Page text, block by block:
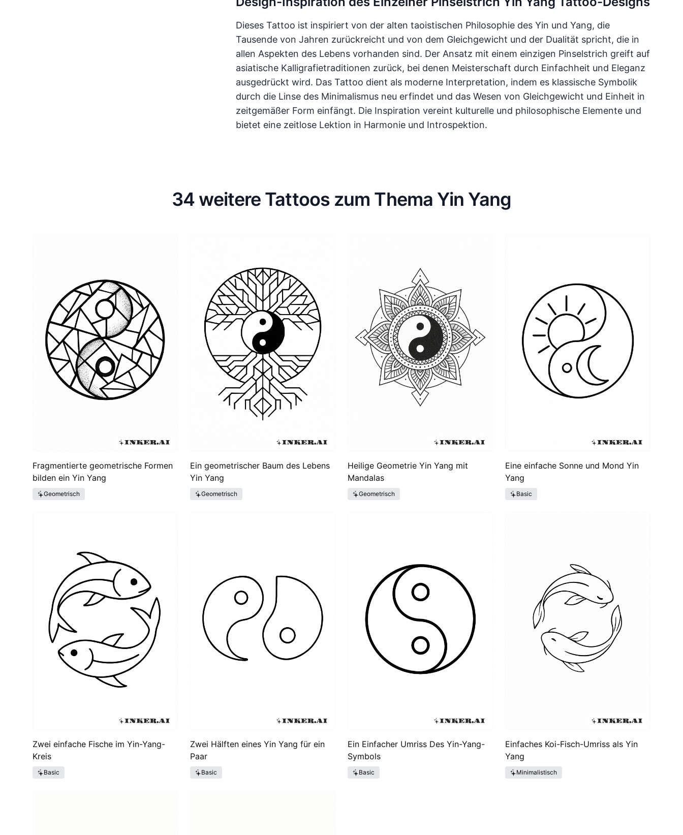
Dieses Tattoo ist inspiriert von der alten taoistischen Philosophie des Yin und Yang, die
Tausende von Jahren zurückreicht und von dem Gleichgewicht und der Dualität spricht, die in
allen Aspekten des Lebens vorhanden sind. Der Ansatz mit einem einzigen Pinselstrich greift auf
asiatische Kalligrafietraditionen zurück, bei denen Meisterschaft durch Einfachheit und Eleganz
ausgedrückt wird. Das Tattoo dient als moderne Interpretation, indem es klassische Symbolik
durch die Linse des Minimalismus neu erfindet und das Wesen von Gleichgewicht und Einheit in
zeitgemäßer Form einfängt. Die Inspiration vereint kulturelle und philosophische Elemente und
bietet eine zeitlose Lektion in Harmonie und Introspektion.
34 weitere Tattoos zum Thema Yin Yang
Fragmentierte geometrische Formen
bilden ein Yin Yang
Geometrisch
Ein geometrischer Baum des Lebens
Yin Yang
Geometrisch
Heilige Geometrie Yin Yang mit
Mandalas
Geometrisch
Eine einfache Sonne und Mond Yin
Yang
Basic
Zwei einfache Fische im Yin-Yang-
Kreis
Basic
Zwei Hälften eines Yin Yang für ein
Paar
Basic
Ein Einfacher Umriss Des Yin-Yang-
Symbols
Basic
Einfaches Koi-Fisch-Umriss als Yin
Yang
Minimalistisch